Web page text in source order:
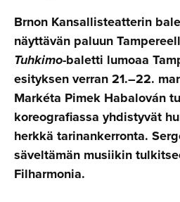
Brnon Kansallisteatterin
näyttävän paluun
Tuhkimo-baletti lumoaa
esityksen verran 21.–22.
Markéta Pimek Habalován
koreografiassa yhdistyvät
herkkä tarinankerronta.
säveltämän musiikin
Filharmonia.